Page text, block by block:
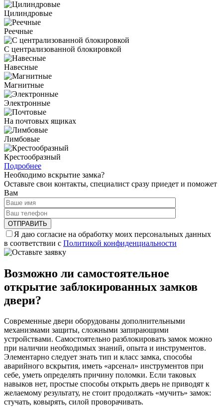
Цилиндровые
Реечные
С централизованной блокировкой
Навесные
Магнитные
Электронные
На почтовых ящиках
Лимбовые
Крестообразный
Подробнее
Необходимо вскрытие замка?
Оставьте свои контакты, специалист сразу приедет и поможет
Вам
Я даю согласие на обработку моих персональных данных
в соответствии с Политикой конфиденциальности
Возможно ли самостоятельное
открытие заблокированных замков
двери?
Современные двери оборудованы дополнительными
механизмами защиты, сложными запирающими
устройствами. Самостоятельно разблокировать замок можно
при наличии необходимых знаний, опыта и инструментов.
Элементарно следует знать тип и класс замка, способы
аварийного вскрытия, иметь «арсенал» инструментов при
себе, уметь определять причину поломки. Если таковых
навыков нет, простые способы открыть дверь не приводят к
желаемому результату, не стоит продолжать «мучить» замок:
стучать, ковырять, силой проворачивать.